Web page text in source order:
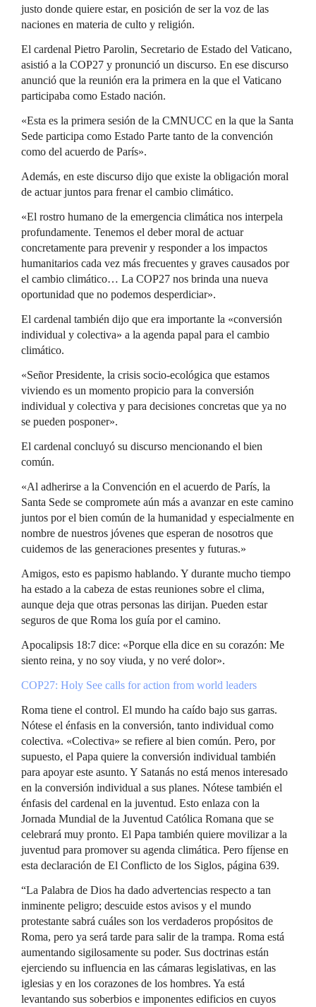
justo donde quiere estar, en posición de ser la voz de las
naciones en materia de culto y religión.
El cardenal Pietro Parolin, Secretario de Estado del Vaticano,
asistió a la COP27 y pronunció un discurso. En ese discurso
anunció que la reunión era la primera en la que el Vaticano
participaba como Estado nación.
«Esta es la primera sesión de la CMNUCC en la que la Santa
Sede participa como Estado Parte tanto de la convención
como del acuerdo de París».
Además, en este discurso dijo que existe la obligación moral
de actuar juntos para frenar el cambio climático.
«El rostro humano de la emergencia climática nos interpela
profundamente. Tenemos el deber moral de actuar
concretamente para prevenir y responder a los impactos
humanitarios cada vez más frecuentes y graves causados por
el cambio climático… La COP27 nos brinda una nueva
oportunidad que no podemos desperdiciar».
El cardenal también dijo que era importante la «conversión
individual y colectiva» a la agenda papal para el cambio
climático.
«Señor Presidente, la crisis socio-ecológica que estamos
viviendo es un momento propicio para la conversión
individual y colectiva y para decisiones concretas que ya no
se pueden posponer».
El cardenal concluyó su discurso mencionando el bien
común.
«Al adherirse a la Convención en el acuerdo de París, la
Santa Sede se compromete aún más a avanzar en este camino
juntos por el bien común de la humanidad y especialmente en
nombre de nuestros jóvenes que esperan de nosotros que
cuidemos de las generaciones presentes y futuras.»
Amigos, esto es papismo hablando. Y durante mucho tiempo
ha estado a la cabeza de estas reuniones sobre el clima,
aunque deja que otras personas las dirijan. Pueden estar
seguros de que Roma los guía por el camino.
Apocalipsis 18:7 dice: «Porque ella dice en su corazón: Me
siento reina, y no soy viuda, y no veré dolor».
COP27: Holy See calls for action from world leaders
Roma tiene el control. El mundo ha caído bajo sus garras.
Nótese el énfasis en la conversión, tanto individual como
colectiva. «Colectiva» se refiere al bien común. Pero, por
supuesto, el Papa quiere la conversión individual también
para apoyar este asunto. Y Satanás no está menos interesado
en la conversión individual a sus planes. Nótese también el
énfasis del cardenal en la juventud. Esto enlaza con la
Jornada Mundial de la Juventud Católica Romana que se
celebrará muy pronto. El Papa también quiere movilizar a la
juventud para promover su agenda climática. Pero fíjense en
esta declaración de El Conflicto de los Siglos, página 639.
“La Palabra de Dios ha dado advertencias respecto a tan
inminente peligro; descuide estos avisos y el mundo
protestante sabrá cuáles son los verdaderos propósitos de
Roma, pero ya será tarde para salir de la trampa. Roma está
aumentando sigilosamente su poder. Sus doctrinas están
ejerciendo su influencia en las cámaras legislativas, en las
iglesias y en los corazones de los hombres. Ya está
levantando sus soberbios e imponentes edificios en cuyos